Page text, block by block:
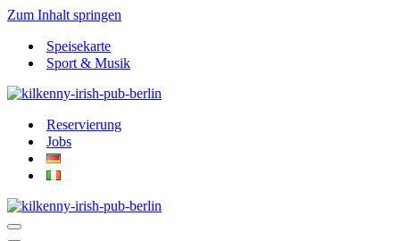
Zum Inhalt springen
Speisekarte
Sport & Musik
Reservierung
Jobs
Navigationsmenü